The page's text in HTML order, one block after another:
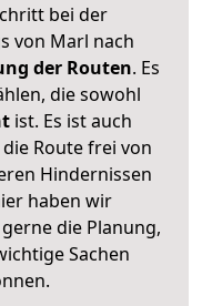
bei der
von Marl nach
der Routen. Es
die sowohl
ist. Es ist auch
Route frei von
Hindernissen
haben wir
die Planung,
Sachen